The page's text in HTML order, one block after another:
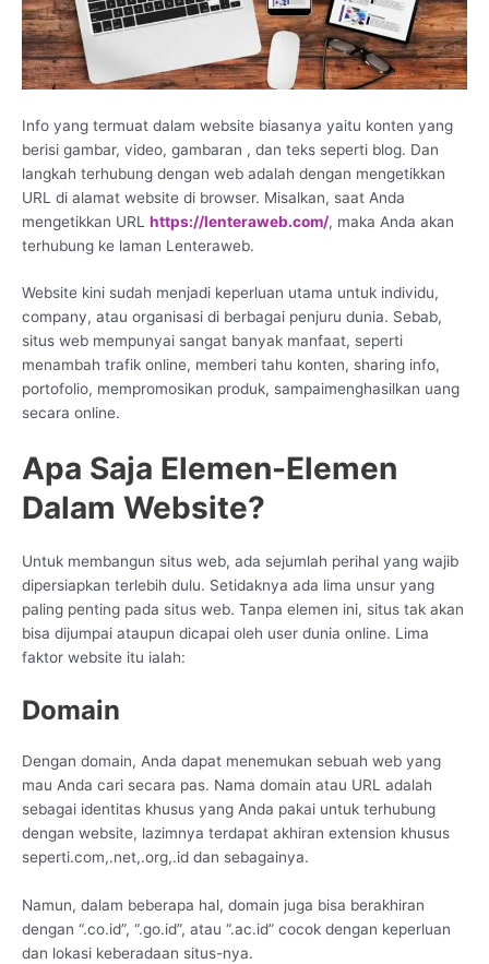
Info yang termuat dalam website biasanya yaitu konten yang
berisi gambar, video, gambaran , dan teks seperti blog. Dan
langkah terhubung dengan web adalah dengan mengetikkan
URL di alamat website di browser. Misalkan, saat Anda
mengetikkan URL https://lenteraweb.com/, maka Anda akan
terhubung ke laman Lenteraweb.
Website kini sudah menjadi keperluan utama untuk individu,
company, atau organisasi di berbagai penjuru dunia. Sebab,
situs web mempunyai sangat banyak manfaat, seperti
menambah trafik online, memberi tahu konten, sharing info,
portofolio, mempromosikan produk, sampaimenghasilkan uang
secara online.
Apa Saja Elemen-Elemen
Dalam Website?
Untuk membangun situs web, ada sejumlah perihal yang wajib
dipersiapkan terlebih dulu. Setidaknya ada lima unsur yang
paling penting pada situs web. Tanpa elemen ini, situs tak akan
bisa dijumpai ataupun dicapai oleh user dunia online. Lima
faktor website itu ialah:
Domain
Dengan domain, Anda dapat menemukan sebuah web yang
mau Anda cari secara pas. Nama domain atau URL adalah
sebagai identitas khusus yang Anda pakai untuk terhubung
dengan website, lazimnya terdapat akhiran extension khusus
seperti.com,.net,.org,.id dan sebagainya.
Namun, dalam beberapa hal, domain juga bisa berakhiran
dengan “.co.id”, “.go.id”, atau “.ac.id” cocok dengan keperluan
dan lokasi keberadaan situs-nya.